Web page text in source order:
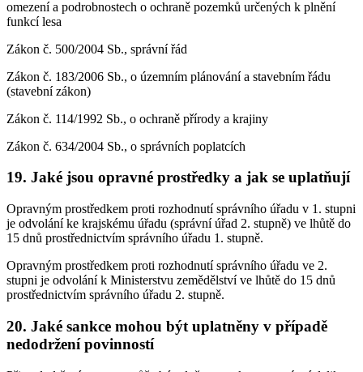
omezení a podrobnostech o ochraně pozemků určených k plnění
funkcí lesa
Zákon č. 500/2004 Sb., správní řád
Zákon č. 183/2006 Sb., o územním plánování a stavebním řádu
(stavební zákon)
Zákon č. 114/1992 Sb., o ochraně přírody a krajiny
Zákon č. 634/2004 Sb., o správních poplatcích
19. Jaké jsou opravné prostředky a jak se uplatňují
Opravným prostředkem proti rozhodnutí správního úřadu v 1. stupni
je odvolání ke krajskému úřadu (správní úřad 2. stupně) ve lhůtě do
15 dnů prostřednictvím správního úřadu 1. stupně.
Opravným prostředkem proti rozhodnutí správního úřadu ve 2.
stupni je odvolání k Ministerstvu zemědělství ve lhůtě do 15 dnů
prostřednictvím správního úřadu 2. stupně.
20. Jaké sankce mohou být uplatněny v případě
nedodržení povinností